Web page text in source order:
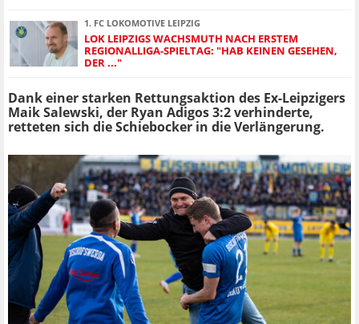
1. FC LOKOMOTIVE LEIPZIG
LOK LEIPZIGS WACHSMUTH NACH ERSTEM
REGIONALLIGA-SPIELTAG: "HAB KEINEN GESEHEN,
DER ..."
Dank einer starken Rettungsaktion des Ex-Leipzigers
Maik Salewski, der Ryan Adigos 3:2 verhinderte,
retteten sich die Schiebocker in die Verlängerung.